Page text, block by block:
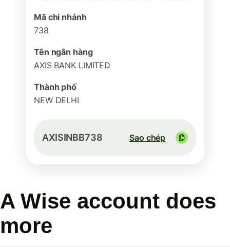
Mã chi nhánh
738
Tên ngân hàng
AXIS BANK LIMITED
Thành phố
NEW DELHI
AXISINBB738 Sao chép
A Wise account does
more